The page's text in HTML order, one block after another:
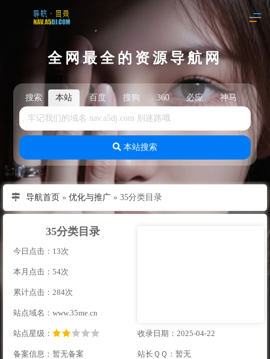
全网最全的资源导航网
搜索 本站 百度 搜狗 360 必应 神马 头
本站搜索
导航首页 » 优化与推广» 35分类目录
35分类目录
今日点击：13次
本月点击：54次
累计点击：284次
站点域名：www.35me.cn
站点星级： 收录日期：2025-04-22
备案信息：暂无备案 站长ＱＱ：暂无